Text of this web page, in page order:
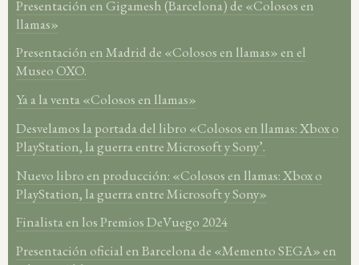
Presentación en Gigamesh (Barcelona) de «Colosos en
llamas»
Presentación en Madrid de «Colosos en llamas» en el
Museo OXO.
Ya a la venta «Colosos en llamas»
Desvelamos la portada del libro «Colosos en llamas: Xbox o
PlayStation, la guerra entre Microsoft y Sony’.
Nuevo libro en producción: «Colosos en llamas: Xbox o
PlayStation, la guerra entre Microsoft y Sony»
Finalista en los Premios DeVuego 2024
Presentación oficial en Barcelona de «Memento SEGA» en